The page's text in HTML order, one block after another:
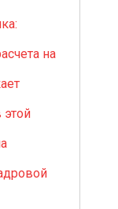
на
этой